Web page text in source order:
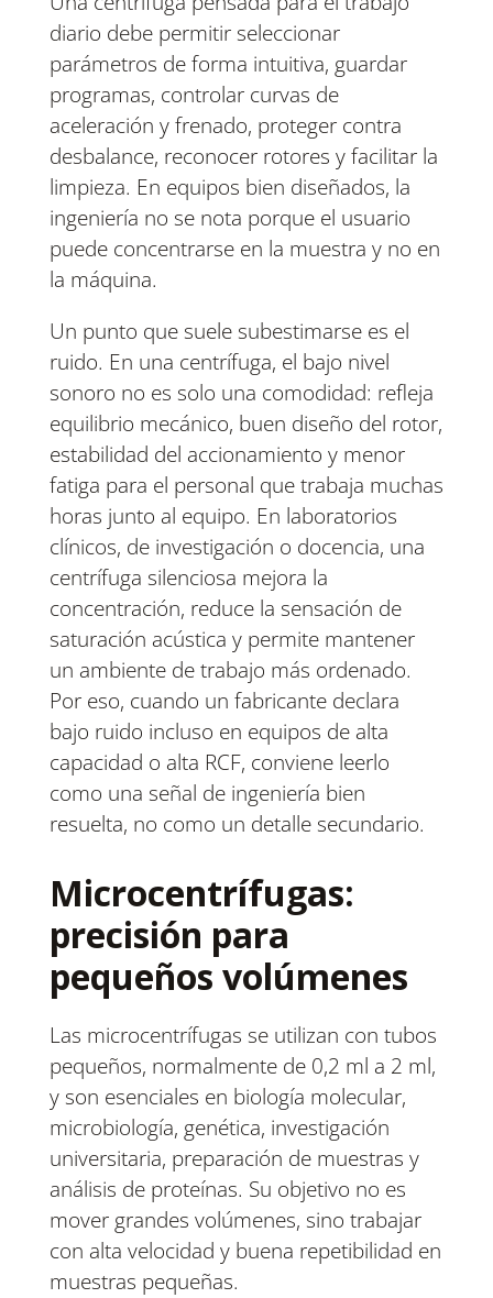
diario debe permitir seleccionar
parámetros de forma intuitiva, guardar
programas, controlar curvas de
aceleración y frenado, proteger contra
desbalance, reconocer rotores y facilitar la
limpieza. En equipos bien diseñados, la
ingeniería no se nota porque el usuario
puede concentrarse en la muestra y no en
la máquina.
Un punto que suele subestimarse es el
ruido. En una centrífuga, el bajo nivel
sonoro no es solo una comodidad: refleja
equilibrio mecánico, buen diseño del rotor,
estabilidad del accionamiento y menor
fatiga para el personal que trabaja muchas
horas junto al equipo. En laboratorios
clínicos, de investigación o docencia, una
centrífuga silenciosa mejora la
concentración, reduce la sensación de
saturación acústica y permite mantener
un ambiente de trabajo más ordenado.
Por eso, cuando un fabricante declara
bajo ruido incluso en equipos de alta
capacidad o alta RCF, conviene leerlo
como una señal de ingeniería bien
resuelta, no como un detalle secundario.
Microcentrífugas:
precisión para
pequeños volúmenes
Las microcentrífugas se utilizan con tubos
pequeños, normalmente de 0,2 ml a 2 ml,
y son esenciales en biología molecular,
microbiología, genética, investigación
universitaria, preparación de muestras y
análisis de proteínas. Su objetivo no es
mover grandes volúmenes, sino trabajar
con alta velocidad y buena repetibilidad en
muestras pequeñas.